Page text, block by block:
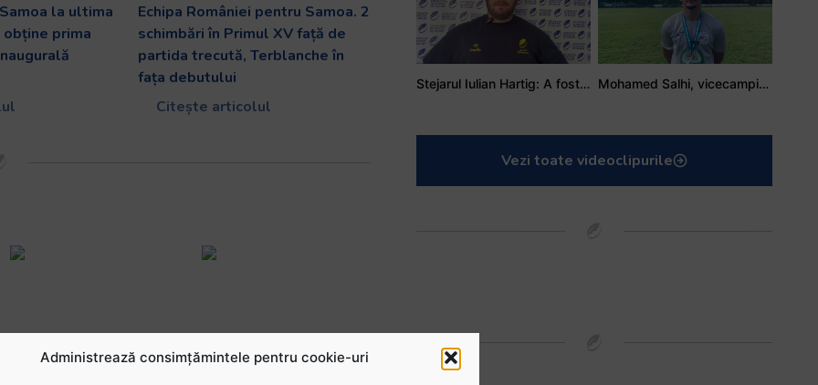
Administrează consimțămintele pentru cookie-uri
la ultima
obține prima
Echipa României pentru Samoa. 2
schimbări în Primul XV față de
partida trecută, Terblanche în
fața debutului
Citește articolul
Stejarul Iulian Hartig: A fost un turneu care a unit mai mult echipa Mohamed Salhi, vicecampion național juniori I: Rugby-ul te învață să accepți și înfrângerile
Vezi toate videoclipurile